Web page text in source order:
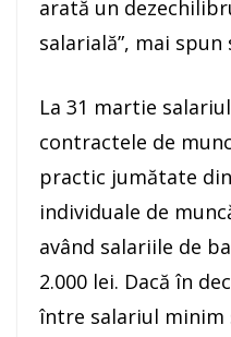
arată un
salarială”, mai
La 31 martie
contractele de
practic jumătate
individuale de
având salariile de
2.000 lei. Dacă în
între salariul minim